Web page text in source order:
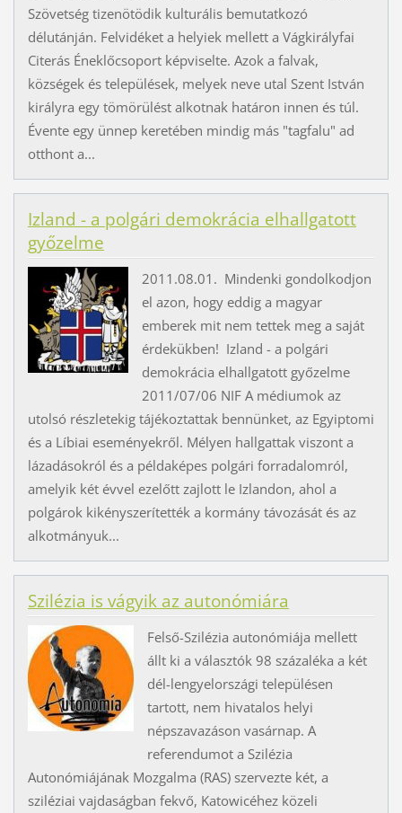
Szövetség tizenötödik kulturális bemutatkozó
délutánján. Felvidéket a helyiek mellett a Vágkirályfai
Citerás Éneklőcsoport képviselte. Azok a falvak,
községek és települések, melyek neve utal Szent István
királyra egy tömörülést alkotnak határon innen és túl.
Évente egy ünnep keretében mindig más "tagfalu" ad
otthont a...
Izland - a polgári demokrácia elhallgatott
győzelme
2011.08.01. Mindenki gondolkodjon
el azon, hogy eddig a magyar
emberek mit nem tettek meg a saját
érdekükben! Izland - a polgári
demokrácia elhallgatott győzelme
2011/07/06 NIF A médiumok az
utolsó részletekig tájékoztattak bennünket, az Egyiptomi
és a Líbiai eseményekről. Mélyen hallgattak viszont a
lázadásokról és a példaképes polgári forradalomról,
amelyik két évvel ezelőtt zajlott le Izlandon, ahol a
polgárok kikényszerítették a kormány távozását és az
alkotmányuk...
Szilézia is vágyik az autonómiára
Felső-Szilézia autonómiája mellett
állt ki a választók 98 százaléka a két
dél-lengyelországi településen
tartott, nem hivatalos helyi
népszavazáson vasárnap. A
referendumot a Szilézia
Autonómiájának Mozgalma (RAS) szervezte két, a
sziléziai vajdaságban fekvő, Katowicéhez közeli